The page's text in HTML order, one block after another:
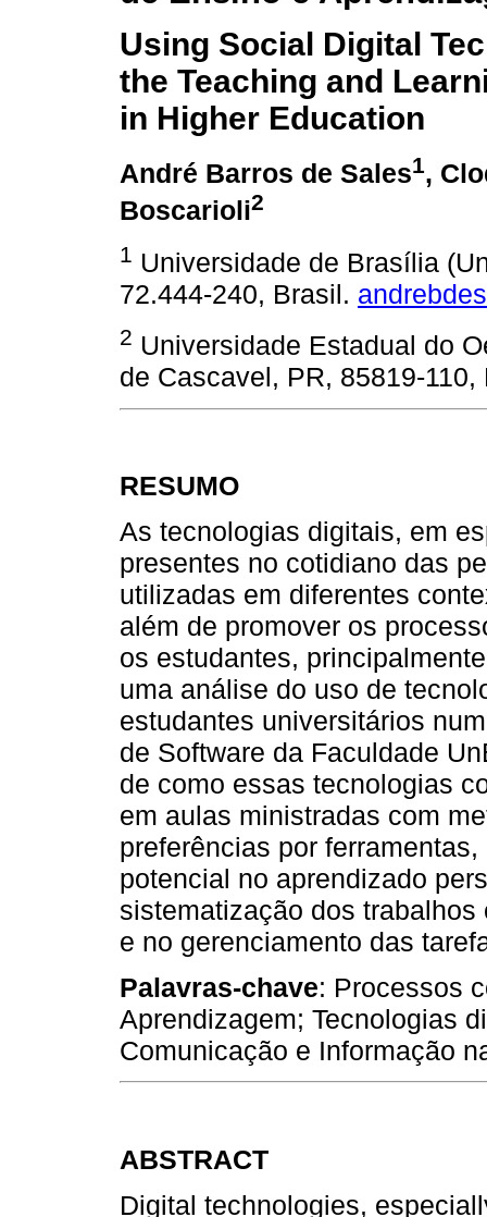
Using Social Digital
the Teaching and
in Higher Education
André Barros de Sales1,
Boscarioli2
1 Universidade de Brasília
72.444-240, Brasil.
2 Universidade Estadual do
de Cascavel, PR, 85819-
RESUMO
As tecnologias digitais, em
presentes no cotidiano das
utilizadas em diferentes
além de promover os
os estudantes,
uma análise do uso de
estudantes universitários
de Software da Faculdade
de como essas tecnologias
em aulas ministradas com
preferências por
potencial no aprendizado
sistematização dos
e no gerenciamento das
Palavras-chave: Processos
Aprendizagem; Tecnologias
Comunicação e Informação
ABSTRACT
Digital technologies,